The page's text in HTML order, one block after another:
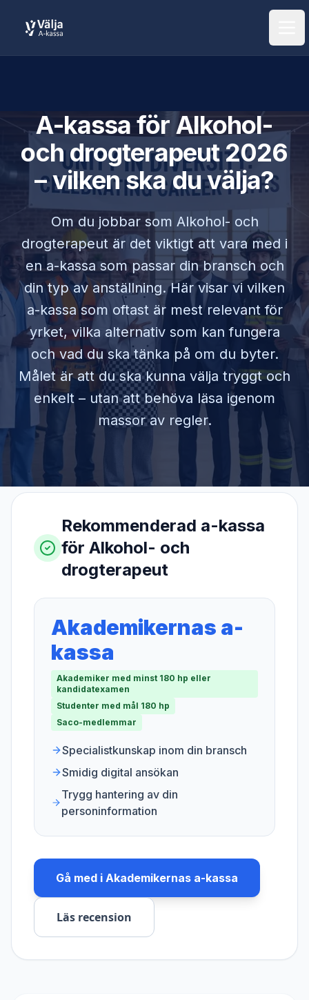
A-kassa för Alkohol-
och drogterapeut2026
– vilken ska du välja?
Om du jobbar som Alkohol- och
drogterapeut är det viktigt att vara med i
en a-kassa som passar din bransch och
din typ av anställning. Här visar vi vilken
a-kassa som oftast är mest relevant för
yrket, vilka alternativ som kan fungera
och vad du ska tänka på om du byter.
Målet är att du ska kunna välja tryggt och
enkelt – utan att behöva läsa igenom
massor av regler.
Rekommenderad a-kassa
för Alkohol- och
drogterapeut
Akademikernas a-
kassa
Akademiker med minst 180 hp eller
kandidatexamen
Studenter med mål 180 hp
Saco-medlemmar
Specialistkunskap inom din bransch
Smidig digital ansökan
Trygg hantering av din
personinformation
Gå med i Akademikernas a-kassa
Läs recension